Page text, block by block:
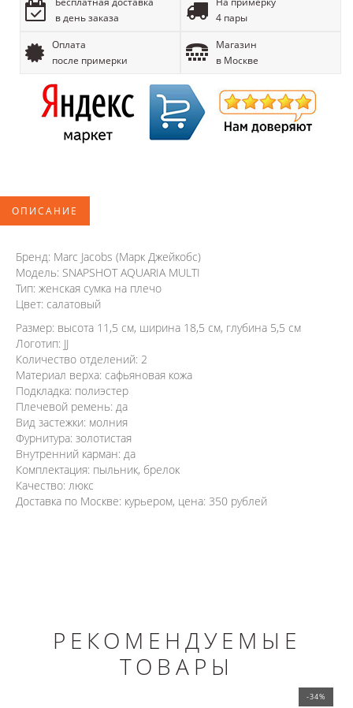
в день заказа
4 пары
Оплата
после примерки
Магазин
в Москве
ОПИСАНИЕ
Бренд: Marc Jacobs (Марк Джейкобс)
Модель: SNAPSHOT AQUARIA MULTI
Тип: женская сумка на плечо
Цвет: салатовый
Размер: высота 11,5 см, ширина 18,5 см, глубина 5,5 см
Логотип: JJ
Количество отделений: 2
Материал верха: сафьяновая кожа
Подкладка: полиэстер
Плечевой ремень: да
Вид застежки: молния
Фурнитура: золотистая
Внутренний карман: да
Комплектация: пыльник, брелок
Качество: люкс
Доставка по Москве: курьером, цена: 350 рублей
РЕКОМЕНДУЕМЫЕ
ТОВАРЫ
-34%